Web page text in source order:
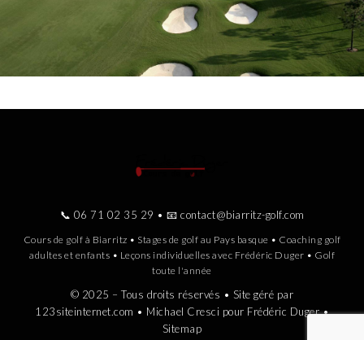
📞 06 71 02 35 29 • 📧 contact@biarritz-golf.com
Cours de golf à Biarritz • Stages de golf au Pays basque • Coaching golf
adultes et enfants • Leçons individuelles avec Frédéric Duger • Golf
toute l'année
© 2025 – Tous droits réservés • Site géré par
123siteinternet.com • Michael Cresci pour Frédéric Duger •
Sitemap